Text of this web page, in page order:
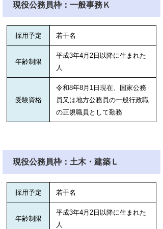
現役公務員枠：一般事務Ｋ
採用予定 若干名
年齢制限
平成3年4月2日以降に生まれた
人
受験資格
令和8年8月1日現在、国家公務
員又は地方公務員の一般行政職
の正規職員として勤務
現役公務員枠：土木・建築Ｌ
採用予定 若干名
年齢制限
平成3年4月2日以降に生まれた
人